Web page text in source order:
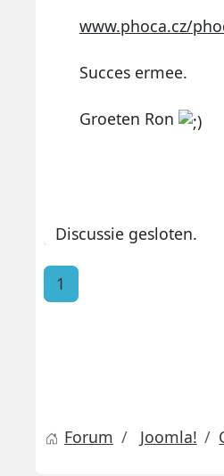
www.phoca.cz/
Succes ermee.
Groeten Ron
Discussie gesloten.
1
Forum Joomla!